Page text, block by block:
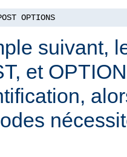
OPTIONS
suivant,
et